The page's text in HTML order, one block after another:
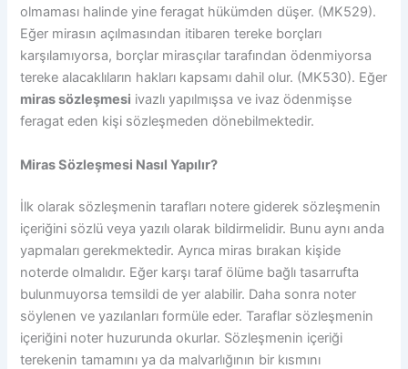
olmaması halinde yine feragat hükümden düşer. (MK529).
Eğer mirasın açılmasından itibaren tereke borçları
karşılamıyorsa, borçlar mirasçılar tarafından ödenmiyorsa
tereke alacaklıların hakları kapsamı dahil olur. (MK530). Eğer
miras sözleşmesi ivazlı yapılmışsa ve ivaz ödenmişse
feragat eden kişi sözleşmeden dönebilmektedir.
Miras Sözleşmesi Nasıl Yapılır?
İlk olarak sözleşmenin tarafları notere giderek sözleşmenin
içeriğini sözlü veya yazılı olarak bildirmelidir. Bunu aynı anda
yapmaları gerekmektedir. Ayrıca miras bırakan kişide
noterde olmalıdır. Eğer karşı taraf ölüme bağlı tasarrufta
bulunmuyorsa temsildi de yer alabilir. Daha sonra noter
söylenen ve yazılanları formüle eder. Taraflar sözleşmenin
içeriğini noter huzurunda okurlar. Sözleşmenin içeriği
terekenin tamamını ya da malvarlığının bir kısmını